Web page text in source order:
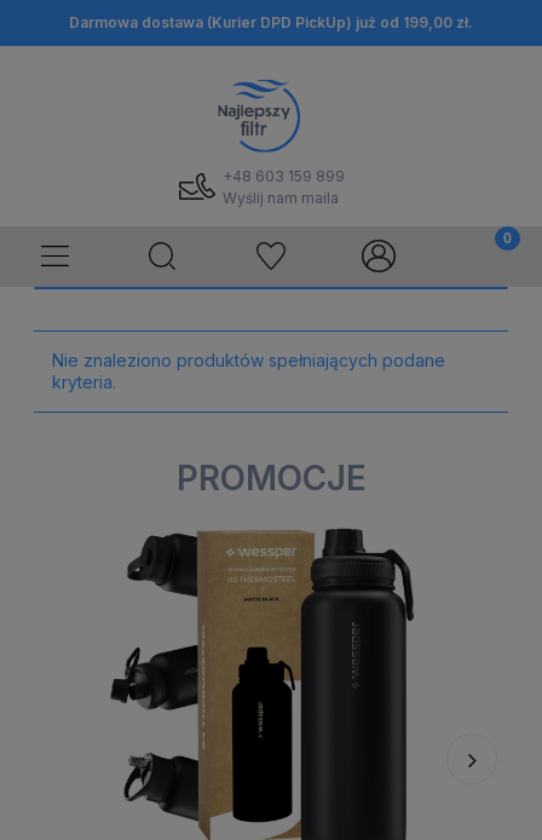
Darmowa dostawa (Kurier DPD PickUp) już od 199,00 zł.
+48 603 159 899
Wyślij nam maila
Nie znaleziono produktów spełniających podane
kryteria.
PROMOCJE